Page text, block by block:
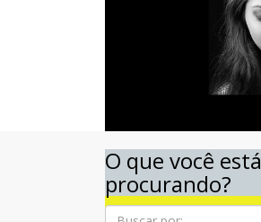
O que você está
procurando?
Pesquisa